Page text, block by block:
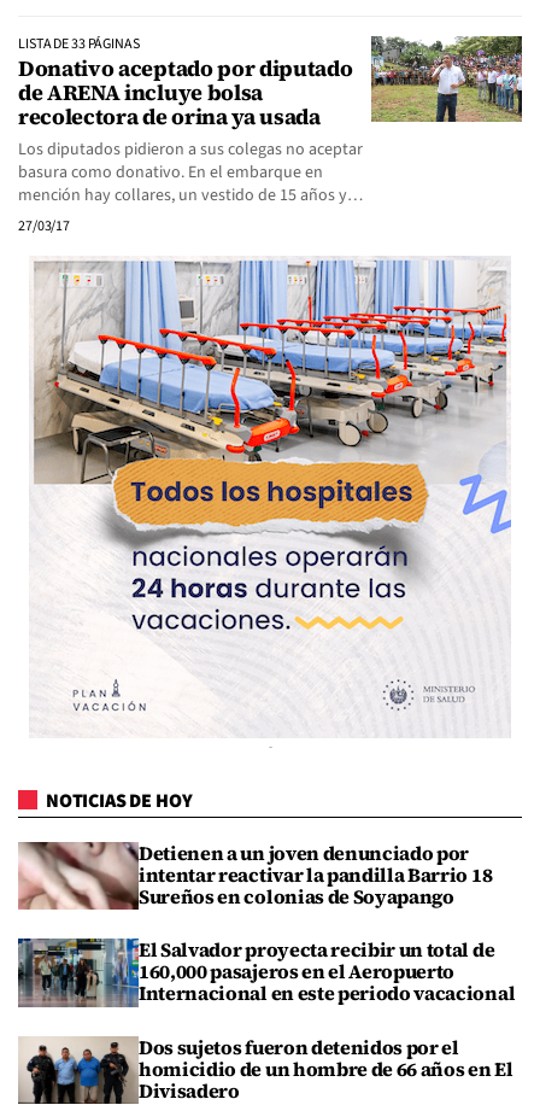
LISTA DE 33 PÁGINAS
Donativo aceptado por diputado
de ARENA incluye bolsa
recolectora de orina ya usada
Los diputados pidieron a sus colegas no aceptar
basura como donativo. En el embarque en
mención hay collares, un vestido de 15 años y…
27/03/17
NOTICIAS DE HOY
Detienen a un joven denunciado por
intentar reactivar la pandilla Barrio 18
Sureños en colonias de Soyapango
El Salvador proyecta recibir un total de
160,000 pasajeros en el Aeropuerto
Internacional en este periodo vacacional
Dos sujetos fueron detenidos por el
homicidio de un hombre de 66 años en El
Divisadero